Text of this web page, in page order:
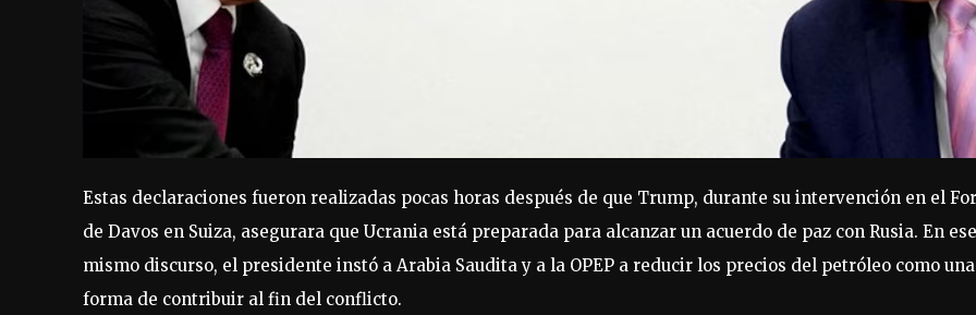
Estas declaraciones fueron realizadas pocas horas después de que Trump, durante su intervención en el
de Davos en Suiza, asegurara que Ucrania está preparada para alcanzar un acuerdo de paz con Rusia. En ese
mismo discurso, el presidente instó a Arabia Saudita y a la OPEP a reducir los precios del petróleo como una
forma de contribuir al fin del conflicto.